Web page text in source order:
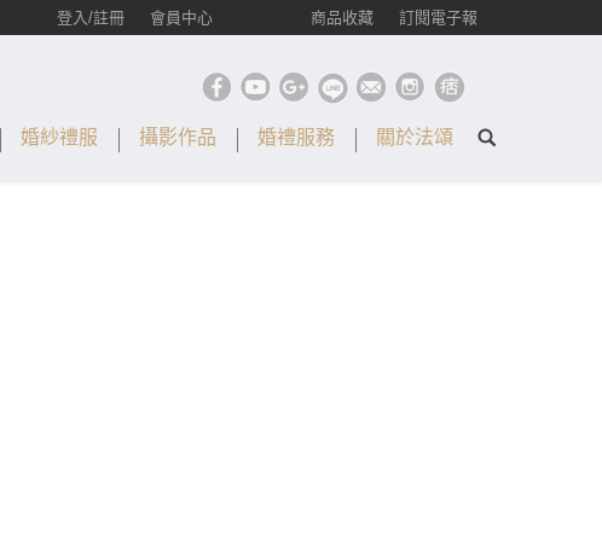
登入/註冊 會員中心 商品收藏 訂閱電子報
婚紗禮服 攝影作品 婚禮服務 關於法頌